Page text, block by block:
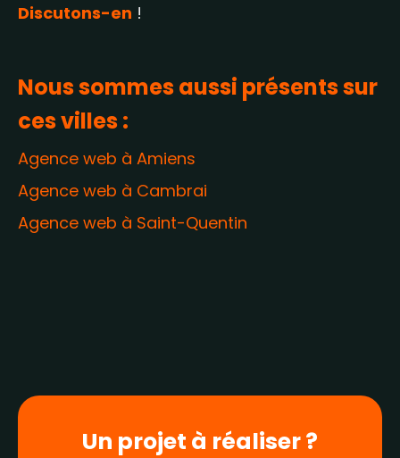
Discutons-en !
Nous sommes aussi présents sur
ces villes :
Agence web à Amiens
Agence web à Cambrai
Agence web à Saint-Quentin
Un projet à réaliser ?